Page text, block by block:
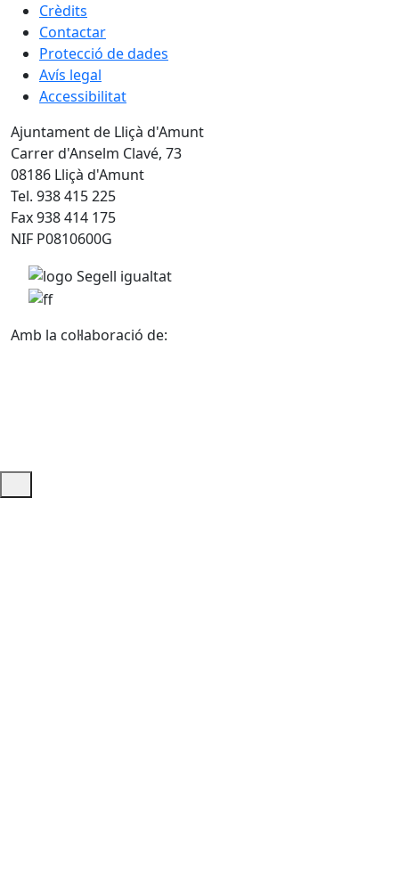
Crèdits
Contactar
Protecció de dades
Avís legal
Accessibilitat
Ajuntament de Lliçà d'Amunt
Carrer d'Anselm Clavé, 73
08186 Lliçà d'Amunt
Tel. 938 415 225
Fax 938 414 175
NIF P0810600G
Amb la col·laboració de: